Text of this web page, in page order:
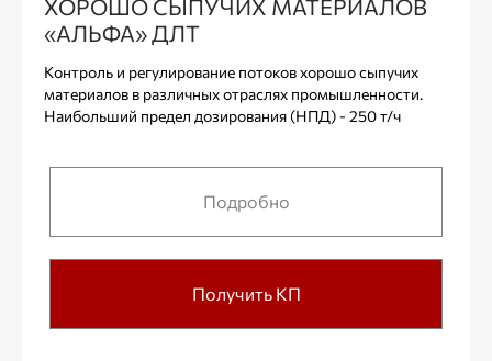
ХОРОШО СЫПУЧИХ МАТЕРИАЛОВ
«АЛЬФА» ДЛТ
Контроль и регулирование потоков хорошо сыпучих
материалов в различных отраслях промышленности.
Наибольший предел дозирования (НПД) - 250 т/ч
Подробно
Получить КП